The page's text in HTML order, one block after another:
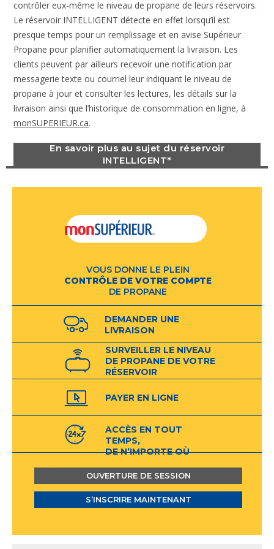
contrôler eux-même le niveau de propane de leurs réservoirs.
Le réservoir INTELLIGENT détecte en effet lorsqu’il est
presque temps pour un remplissage et en avise Supérieur
Propane pour planifier automatiquement la livraison. Les
clients peuvent par ailleurs recevoir une notification par
messagerie texte ou courriel leur indiquant le niveau de
propane à jour et consulter les lectures, les détails sur la
livraison ainsi que l’historique de consommation en ligne, à
monSUPERIEUR.ca.
En savoir plus au sujet du réservoir
INTELLIGENT*
VOUS DONNE LE PLEIN
CONTRÔLE DE VOTRE COMPTE
DE PROPANE
DEMANDER UNE
LIVRAISON
SURVEILLER LE NIVEAU
DE PROPANE DE VOTRE
RÉSERVOIR
PAYER EN LIGNE
ACCÈS EN TOUT
TEMPS,
DE N’IMPORTE OÙ
OUVERTURE DE SESSION
S’INSCRIRE MAINTENANT